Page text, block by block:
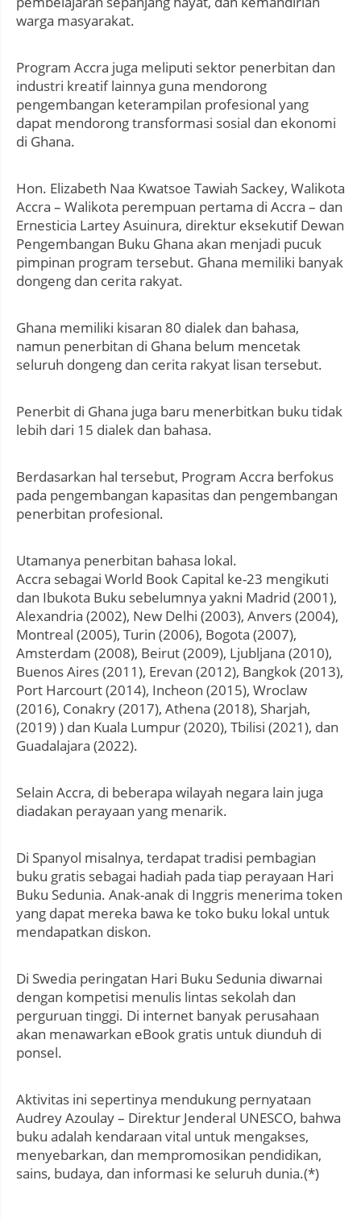
warga masyarakat.
Program Accra juga meliputi sektor penerbitan dan
industri kreatif lainnya guna mendorong
pengembangan keterampilan profesional yang
dapat mendorong transformasi sosial dan ekonomi
di Ghana.
Hon. Elizabeth Naa Kwatsoe Tawiah Sackey, Walikota
Accra – Walikota perempuan pertama di Accra – dan
Ernesticia Lartey Asuinura, direktur eksekutif Dewan
Pengembangan Buku Ghana akan menjadi pucuk
pimpinan program tersebut. Ghana memiliki banyak
dongeng dan cerita rakyat.
Ghana memiliki kisaran 80 dialek dan bahasa,
namun penerbitan di Ghana belum mencetak
seluruh dongeng dan cerita rakyat lisan tersebut.
Penerbit di Ghana juga baru menerbitkan buku tidak
lebih dari 15 dialek dan bahasa.
Berdasarkan hal tersebut, Program Accra berfokus
pada pengembangan kapasitas dan pengembangan
penerbitan profesional.
Utamanya penerbitan bahasa lokal.
Accra sebagai World Book Capital ke-23 mengikuti
dan Ibukota Buku sebelumnya yakni Madrid (2001),
Alexandria (2002), New Delhi (2003), Anvers (2004),
Montreal (2005), Turin (2006), Bogota (2007),
Amsterdam (2008), Beirut (2009), Ljubljana (2010),
Buenos Aires (2011), Erevan (2012), Bangkok (2013),
Port Harcourt (2014), Incheon (2015), Wroclaw
(2016), Conakry (2017), Athena (2018), Sharjah,
(2019) ) dan Kuala Lumpur (2020), Tbilisi (2021), dan
Guadalajara (2022).
Selain Accra, di beberapa wilayah negara lain juga
diadakan perayaan yang menarik.
Di Spanyol misalnya, terdapat tradisi pembagian
buku gratis sebagai hadiah pada tiap perayaan Hari
Buku Sedunia. Anak-anak di Inggris menerima token
yang dapat mereka bawa ke toko buku lokal untuk
mendapatkan diskon.
Di Swedia peringatan Hari Buku Sedunia diwarnai
dengan kompetisi menulis lintas sekolah dan
perguruan tinggi. Di internet banyak perusahaan
akan menawarkan eBook gratis untuk diunduh di
ponsel.
Aktivitas ini sepertinya mendukung pernyataan
Audrey Azoulay – Direktur Jenderal UNESCO, bahwa
buku adalah kendaraan vital untuk mengakses,
menyebarkan, dan mempromosikan pendidikan,
sains, budaya, dan informasi ke seluruh dunia.(*)